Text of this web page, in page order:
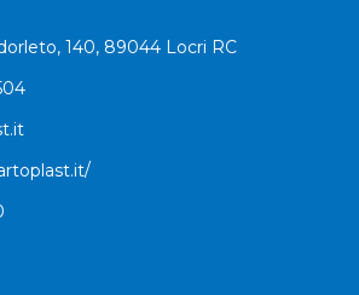
140, 89044 Locri RC